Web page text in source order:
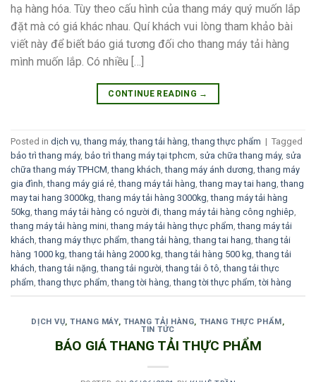
hạ hàng hóa. Tùy theo cấu hình của thang máy quý muốn lắp
đặt mà có giá khác nhau. Quí khách vui lòng tham khảo bài
viết này để biết báo giá tương đối cho thang máy tải hàng
mình muốn lắp. Có nhiều […]
CONTINUE READING →
Posted in dịch vụ,thang máy,thang tải hàng,thang thực phẩm | Tagged
bảo trì thang máy, bảo trì thang máy tại tphcm, sửa chữa thang máy, sửa
chữa thang máy TPHCM,thang khách,thang máy ánh dương,thang máy
gia đình,thang máy giá rẻ,thang máy tải hàng,thang may tai hang,thang
may tai hang 3000kg,thang máy tải hàng 3000kg,thang máy tải hàng
50kg,thang máy tải hàng có người đi,thang máy tải hàng công nghiêp,
thang máy tải hàng mini,thang máy tải hàng thực phẩm,thang máy tải
khách,thang máy thực phẩm,thang tải hàng,thang tai hang,thang tải
hàng 1000 kg,thang tải hàng 2000 kg,thang tải hàng 500 kg,thang tải
khách,thang tải nặng,thang tải người,thang tải ô tô,thang tải thực
phẩm,thang thực phẩm,thang tời hàng,thang tời thực phẩm,tời hàng
DỊCH VỤ,THANG MÁY, THANG TẢI HÀNG, THANG THỰC PHẨM,
TIN TỨC
BÁO GIÁ THANG TẢI THỰC PHẨM